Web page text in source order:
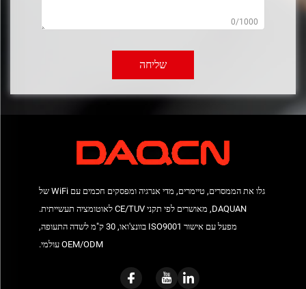
0/1000
שליחה
גלו את הממסרים, טיימרים, מדי אנרגיה ומפסקים חכמים עם WiFi של
DAQUAN, מאושרים לפי תקני CE/TUV לאוטומציה תעשייתית.
מפעל עם אישור ISO9001 בוונצ'ואו, 30 ק"מ לשדה התעופה,
OEM/ODM עולמי.